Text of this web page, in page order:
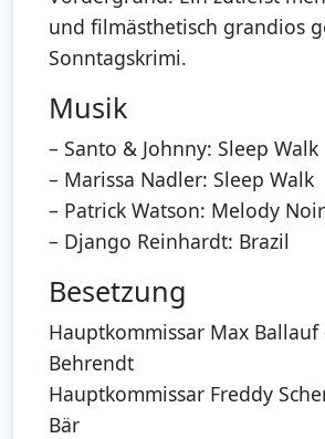
und filmästhetisch grandios
Sonntagskrimi.
Musik
– Santo & Johnny: Sleep Walk
– Marissa Nadler: Sleep Walk
– Patrick Watson: Melody Noir
– Django Reinhardt: Brazil
Besetzung
Hauptkommissar Max Ballauf
Behrendt
Hauptkommissar Freddy
Bär